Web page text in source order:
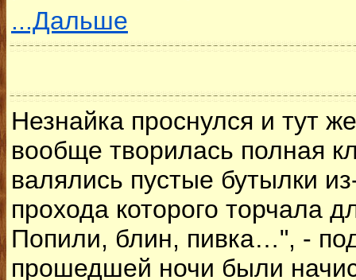
...Дальше
Незнайка проснулся и тут
вообще творилась полная
валялись пустые бутылки
прохода которого торчала
Попили, блин, пивка…", -
прошедшей ночи были